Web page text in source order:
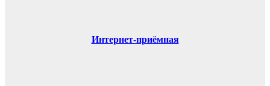
Интернет-приёмная